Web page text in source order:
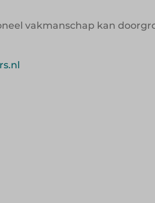
vakmanschap kan